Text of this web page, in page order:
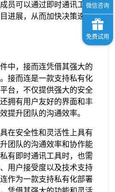
员可以通过即时通讯工具
进展，从而加快决策速
中，接而连凭借其强大的
接而连是一款支持私有化
台，不仅提供强大的安全
拥有用户友好的界面和丰
提升团队的沟通效率。
在安全性和灵活性上具有
团队的沟通效率和协作能
有即时通讯工具时，也需
用户接受度以及技术支持
作为一款支持私有化部署